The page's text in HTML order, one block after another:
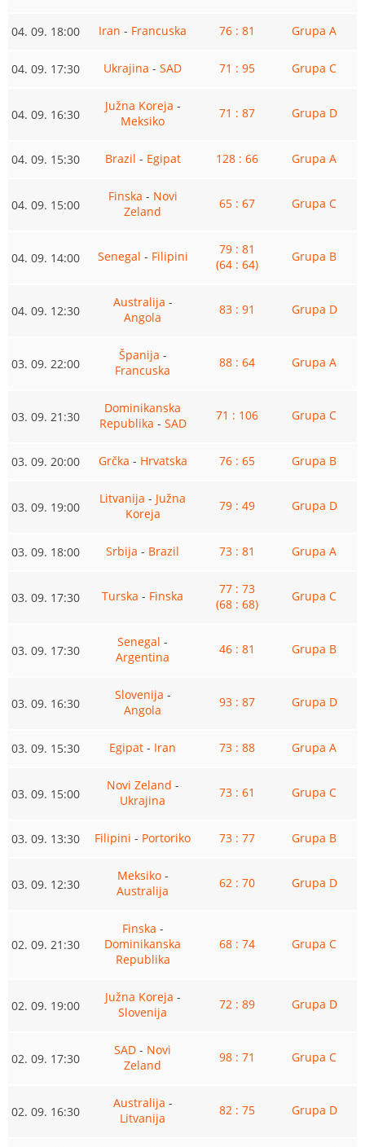
04. 09. 18:00 Iran - Francuska 76 : 81 Grupa A
04. 09. 17:30 Ukrajina - SAD 71 : 95 Grupa C
04. 09. 16:30
Južna Koreja -
Meksiko
71 : 87 Grupa D
04. 09. 15:30 Brazil - Egipat 128 : 66 Grupa A
04. 09. 15:00
Finska - Novi
Zeland
65 : 67 Grupa C
04. 09. 14:00 Senegal - Filipini
79 : 81
(64 : 64)
Grupa B
04. 09. 12:30
Australija -
Angola
83 : 91 Grupa D
03. 09. 22:00
Španija -
Francuska
88 : 64 Grupa A
03. 09. 21:30
Dominikanska
Republika - SAD
71 : 106 Grupa C
03. 09. 20:00 Grčka - Hrvatska 76 : 65 Grupa B
03. 09. 19:00
Litvanija - Južna
Koreja
79 : 49 Grupa D
03. 09. 18:00 Srbija - Brazil 73 : 81 Grupa A
03. 09. 17:30 Turska - Finska
77 : 73
(68 : 68)
Grupa C
03. 09. 17:30
Senegal -
Argentina
46 : 81 Grupa B
03. 09. 16:30
Slovenija -
Angola
93 : 87 Grupa D
03. 09. 15:30 Egipat - Iran 73 : 88 Grupa A
03. 09. 15:00
Novi Zeland -
Ukrajina
73 : 61 Grupa C
03. 09. 13:30 Filipini - Portoriko 73 : 77 Grupa B
03. 09. 12:30
Meksiko-
Australija
62 : 70 Grupa D
02. 09. 21:30
Finska -
Dominikanska
Republika
68 : 74 Grupa C
02. 09. 19:00
Južna Koreja -
Slovenija
72 : 89 Grupa D
02. 09. 17:30
SAD - Novi
Zeland
98 : 71 Grupa C
02. 09. 16:30
Australija -
Litvanija
82 : 75 Grupa D